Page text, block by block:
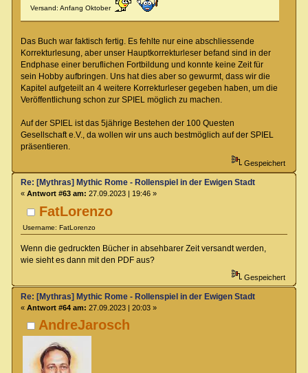
Versand: Anfang Oktober
Das Buch war faktisch fertig. Es fehlte nur eine abschliessende
Korrekturlesung, aber unser Hauptkorrekturleser befand sind in der
Endphase einer beruflichen Fortbildung und konnte keine Zeit für
sein Hobby aufbringen. Uns hat dies aber so gewurmt, dass wir die
Kapitel aufgeteilt an 4 weitere Korrekturleser gegeben haben, um die
Veröffentlichung schon zur SPIEL möglich zu machen.
Auf der SPIEL ist das 5jährige Bestehen der 100 Questen
Gesellschaft e.V., da wollen wir uns auch bestmöglich auf der SPIEL
präsentieren.
Gespeichert
FatLorenzo
Username: FatLorenzo
Re: [Mythras] Mythic Rome - Rollenspiel in der Ewigen Stadt
« Antwort #63 am: 27.09.2023 | 19:46 »
Wenn die gedruckten Bücher in absehbarer Zeit versandt werden,
wie sieht es dann mit den PDF aus?
Gespeichert
AndreJarosch
Re: [Mythras] Mythic Rome - Rollenspiel in der Ewigen Stadt
« Antwort #64 am: 27.09.2023 | 20:03 »